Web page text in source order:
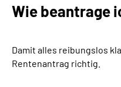
Rente
Beratung & Kontakt
Wie beantrage
Damit alles reibungslos
Rentenantrag richtig.